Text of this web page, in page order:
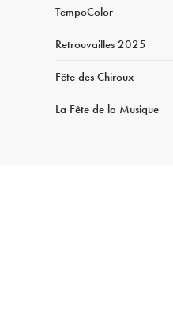
TempoColor
Retrouvailles 2025
Fête des Chiroux
La Fête de la Musique